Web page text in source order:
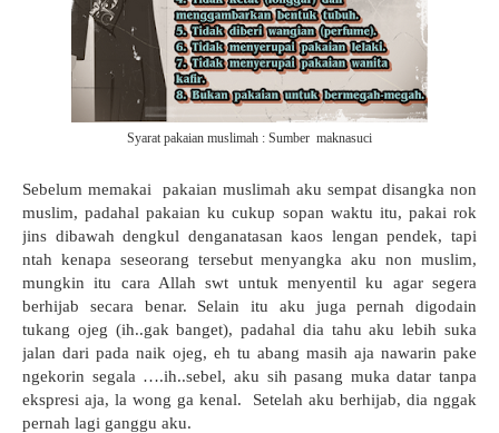
Syarat pakaian muslimah : Sumber maknasuci
Sebelum memakai
pakaian muslimah aku sempat disangka non
muslim, padahal pakaian ku cukup sopan waktu itu, pakai rok
jins dibawah dengkul denganatasan kaos lengan pendek, tapi
ntah kenapa seseorang tersebut menyangka aku non muslim,
mungkin itu cara Allah swt untuk menyentil ku agar segera
berhijab secara benar. Selain itu aku juga pernah digodain
tukang ojeg (ih..gak banget), padahal dia tahu aku lebih suka
jalan dari pada naik ojeg, eh tu abang masih aja nawarin pake
ngekorin segala ….ih..sebel, aku sih pasang muka datar tanpa
ekspresi aja, la wong ga kenal.
Setelah aku berhijab, dia nggak
pernah lagi ganggu aku.